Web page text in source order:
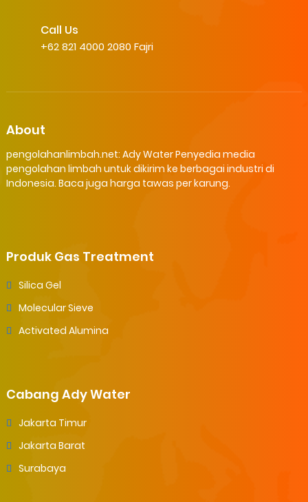
Call Us
+62 821 4000 2080 Fajri
About
pengolahanlimbah.net: Ady Water Penyedia media
pengolahan limbah untuk dikirim ke berbagai industri di
Indonesia. Baca juga harga tawas per karung.
Produk Gas Treatment
Silica Gel
Molecular Sieve
Activated Alumina
Cabang Ady Water
Jakarta Timur
Jakarta Barat
Surabaya